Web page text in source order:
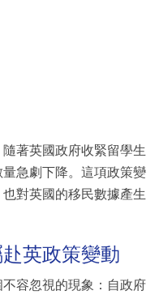
著英國政府收緊留學生
急劇下降。這項政策變
對英國的移民數據產生
英政策變動
容忽視的現象：自政府